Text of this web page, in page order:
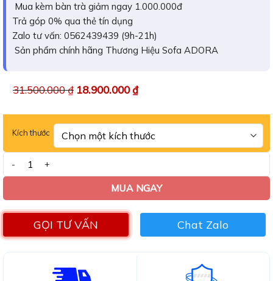
Mua kèm bàn trà giảm ngay 1.000.000đ
Trả góp 0% qua thẻ tín dụng
Zalo tư vấn: 0562439439 (9h-21h)
Sản phẩm chính hãng Thương Hiệu Sofa ADORA
31.500.000₫ 18.900.000₫
Kích thước
Sofa góc L Adora VT601 số lượng
MUA NGAY
GỌI TƯ VẤN Chat Zalo